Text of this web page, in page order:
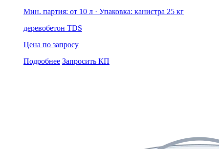
Мин. партия: от 10 л · Упаковка: канистра 25 кг
деревобетон TDS
Цена по запросу
Подробнее Запросить КП